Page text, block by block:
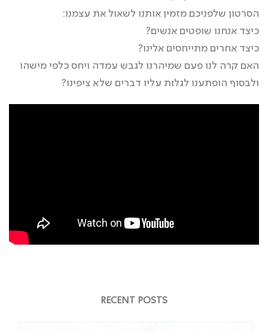
הסרטון שלפניכם מזמין אותנו לשאול את עצמנו:
כיצד אנחנו שופטים אנשים?
כיצד אחרים מתייחסים אלינו?
האם קרה לנו פעם שמיהרנו לגבש עמדה ויחס כלפי מישהו
ולבסוף הופתענו לגלות עליו דברים שלא ציפינו?
RECENT POSTS